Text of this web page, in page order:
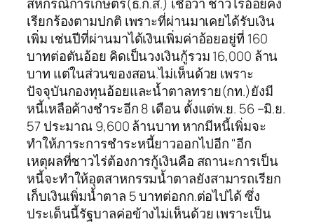
สหกรณ์การเกษตร(ธ.ก.ส.) เชื่อว่า ชาวไร่อ้อยคง
เรียกร้องตามปกติ เพราะที่ผ่านมาเคยได้รับเงิน
เพิ่ม เช่นปีที่ผ่านมาได้เงินเพิ่มค่าอ้อยอยู่ที่ 160
บาทต่อตันอ้อย คิดเป็นวงเงินกู้รวม 16,000 ล้าน
บาท แต่ในส่วนของสอน.ไม่เห็นด้วย เพราะ
ปัจจุบันกองทุนอ้อยและน้ำตาลทราย(กท.)ยังมี
หนี้เหลือค้างชำระอีก 8 เดือน ตั้งแต่พ.ย. 56 –มิ.ย.
57 ประมาณ 9,600 ล้านบาท หากมีหนี้เพิ่มจะ
ทำให้ภาระการชำระหนี้ยาวออกไปอีก "อีก
เหตุผลที่ชาวไร่ต้องการกู้เงินคือ สถานะการเป็น
หนี้จะทำให้อุตสาหกรรมน้ำตาลยังสามารถเรียก
เก็บเงินเพิ่มน้ำตาล 5 บาทต่อกก.ต่อไปได้ ซึ่ง
ประเด็นนี้รัฐบาลค่อข้างไม่เห็นด้วย เพราะเป็น